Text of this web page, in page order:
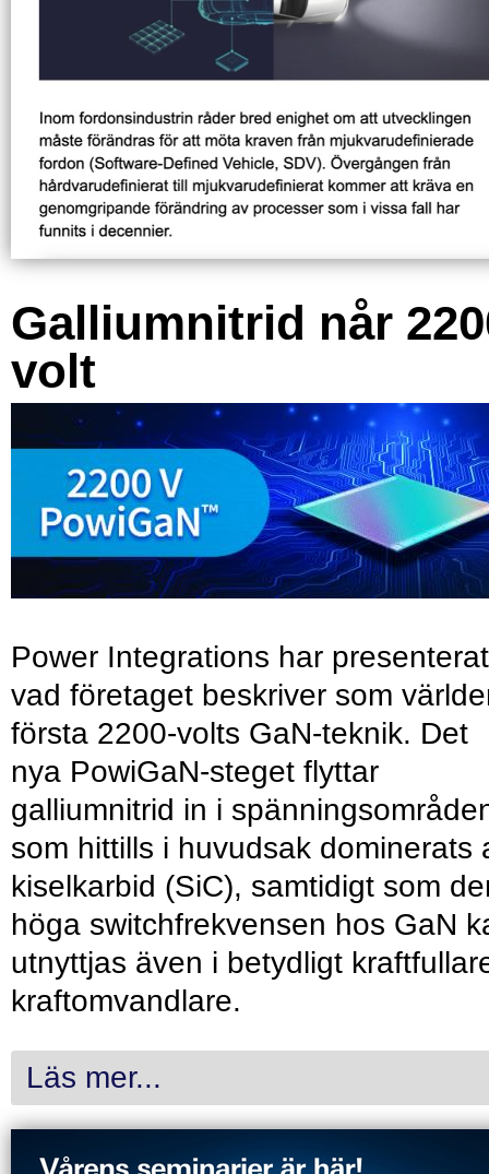
Galliumnitrid når
volt
Power Integrations har presenterat
vad företaget beskriver som
första 2200-volts GaN-teknik. Det
nya PowiGaN-steget flyttar
galliumnitrid in i
som hittills i huvudsak dominerats
kiselkarbid (SiC), samtidigt som
höga switchfrekvensen hos GaN
utnyttjas även i betydligt
kraftomvandlare.
Läs mer...